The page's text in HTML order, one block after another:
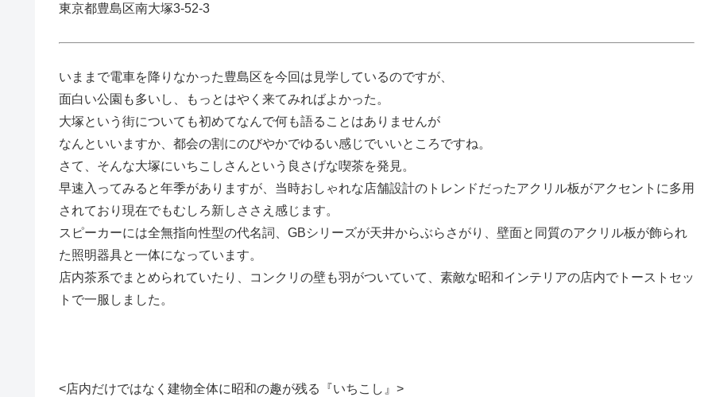
東京都豊島区南大塚3-52-3
いままで電車を降りなかった豊島区を今回は見学しているのですが、
面白い公園も多いし、もっとはやく来てみればよかった。
大塚という街についても初めてなんで何も語ることはありませんが
なんといいますか、都会の割にのびやかでゆるい感じでいいところですね。
さて、そんな大塚にいちこしさんという良さげな喫茶を発見。
早速入ってみると年季がありますが、当時おしゃれな店舗設計のトレンドだったアクリル板がアクセントに多用
されており現在でもむしろ新しささえ感じます。
スピーカーには全無指向性型の代名詞、GBシリーズが天井からぶらさがり、壁面と同質のアクリル板が飾られ
た照明器具と一体になっています。
店内茶系でまとめられていたり、コンクリの壁も羽がついていて、素敵な昭和インテリアの店内でトーストセッ
トで一服しました。
<店内だけではなく建物全体に昭和の趣が残る『いちこし』>